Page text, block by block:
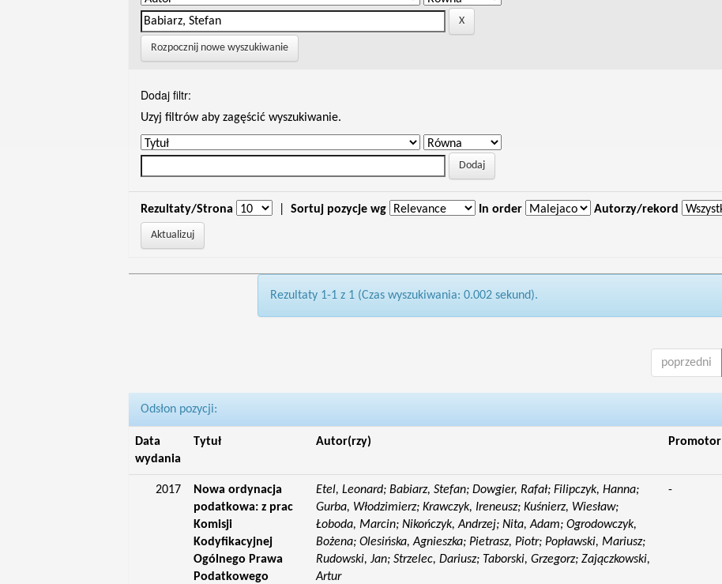
Rozpocznij nowe wyszukiwanie
Dodaj filtr:
Uzyj filtrów aby zagęścić wyszukiwanie.
Rezultaty/Strona Sortuj pozycje wg In order Autorzy/rekord
Rezultaty 1-1 z 1 (Czas wyszukiwania: 0.002 sekund).
poprzedni
Odsłon pozycji:
Data
wydania
Tytuł Autor(rzy) Promotor
2017
Nowa ordynacja
podatkowa: z prac
Komisji
Kodyfikacyjnej
Ogólnego Prawa
Podatkowego
Etel, Leonard; Babiarz, Stefan; Dowgier, Rafał; Filipczyk, Hanna;
Gurba, Włodzimierz; Krawczyk, Ireneusz; Kuśnierz, Wiesław;
Łoboda, Marcin; Nikończyk, Andrzej; Nita, Adam; Ogrodowczyk,
Bożena; Olesińska, Agnieszka; Pietrasz, Piotr; Popławski, Mariusz;
Rudowski, Jan; Strzelec, Dariusz; Taborski, Grzegorz; Zajączkowski,
Artur
-